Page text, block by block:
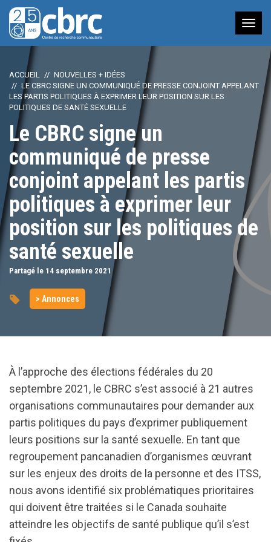
à
ACCUEIL
NOUVELLES + IDÉES
LE CBRC SIGNE UN COMMUNIQUÉ DE PRESSE CONJOINT APPELANT
LES PARTIS POLITIQUES À EXPRIMER LEUR POSITION SUR LES
POLITIQUES DE SANTÉ SEXUELLE
Le CBRC signe un
communiqué de presse
conjoint appelant les partis
politiques à exprimer leur
position sur les politiques de
santé sexuelle
Partagé le 14 septembre 2021
> Annonces
À l’approche des élections fédérales du 20
septembre 2021, le CBRC s’est associé à 21 autres
organisations communautaires pour demander aux
partis politiques du pays d’exprimer publiquement
leurs positions sur la santé sexuelle. En tant que
regroupement pancanadien d’organismes œuvrant
sur les enjeux des droits de la personne et des ITSS,
nous avons identifié six problématiques prioritaires
qui doivent être traitées si le Canada souhaite
atteindre les objectifs de santé publique qu’il s’est